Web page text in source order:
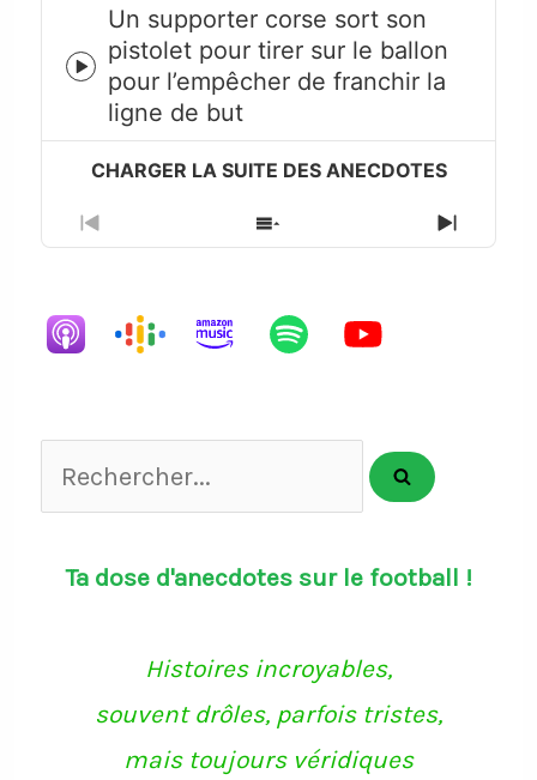
Episode
play
icon
Un supporter corse sort son
pistolet pour tirer sur le ballon
pour l’empêcher de franchir la
ligne de but
Previous
Episode
Show
Episodes
Next
Episode
Rechercher...
Ta dose d'anecdotes sur le football !
Histoires incroyables,
souvent drôles, parfois tristes,
mais toujours véridiques